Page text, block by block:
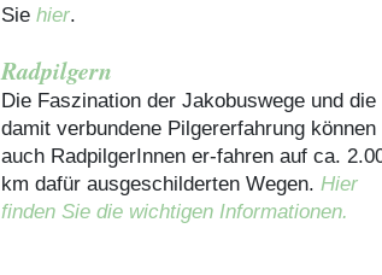
Sie hier.
Radpilgern
Die Faszination der Jakobuswege und die
damit verbundene Pilgererfahrung können
auch RadpilgerInnen er-fahren auf ca.
km dafür ausgeschilderten Wegen. Hier
finden Sie die wichtigen Informationen.